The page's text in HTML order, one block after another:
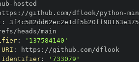
-
: //github.com/dflook/python -
:
:
'137584140'
: https :
Identifier: '733079'